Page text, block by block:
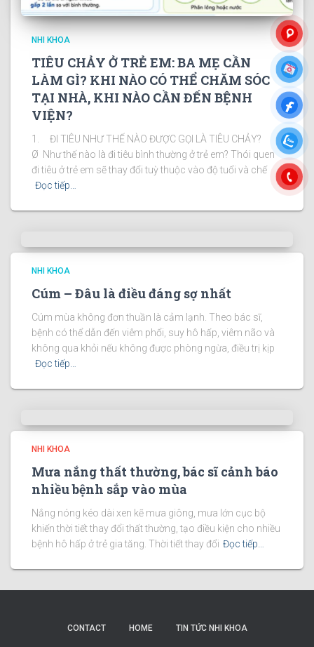
NHI KHOA
TIÊU CHẢY Ở TRẺ EM: BA MẸ CẦN
LÀM GÌ? KHI NÀO CÓ THỂ CHĂM SÓC
TẠI NHÀ, KHI NÀO CẦN ĐẾN BỆNH
VIỆN?
1. ĐI TIÊU NHƯ THẾ NÀO ĐƯỢC GỌI LÀ TIÊU CHẢY?
Ø Như thế nào là đi tiêu bình thường ở trẻ em? Thói quen
đi tiêu ở trẻ em sẽ thay đổi tuỳ thuộc vào độ tuổi và chế
Đọc tiếp…
NHI KHOA
Cúm – Đâu là điều đáng sợ nhất
Cúm mùa không đơn thuần là cảm lạnh. Theo bác sĩ,
bệnh có thể dẫn đến viêm phổi, suy hô hấp, viêm não và
không qua khỏi nếu không được phòng ngừa, điều trị kịp
Đọc tiếp…
NHI KHOA
Mưa nắng thất thường, bác sĩ cảnh báo
nhiều bệnh sắp vào mùa
Nắng nóng kéo dài xen kẽ mưa giông, mưa lớn cục bộ
khiến thời tiết thay đổi thất thường, tạo điều kiện cho nhiều
bệnh hô hấp ở trẻ gia tăng. Thời tiết thay đổi Đọc tiếp…
CONTACT HOME TIN TỨC NHI KHOA